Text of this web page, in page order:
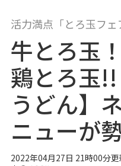
活力満点「とろ玉フェ
牛とろ玉
鶏とろ玉
うどん】
ニューが
2022年04月27日 21時00分更